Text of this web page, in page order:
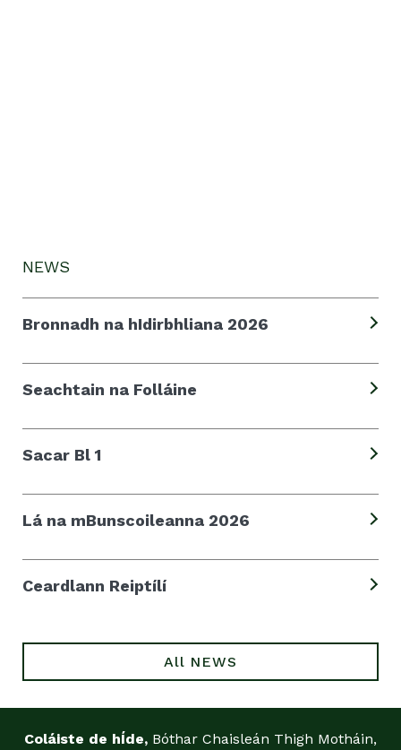
NEWS
Bronnadh na hIdirbhliana 2026
Seachtain na Folláine
Sacar Bl 1
Lá na mBunscoileanna 2026
Ceardlann Reiptílí
All NEWS
Coláiste de hÍde, Bóthar Chaisleán Thigh Motháin,